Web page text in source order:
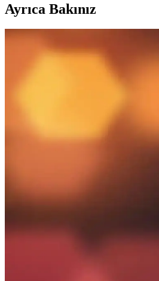
Ayrıca Bakınız
Günlük Hayatta Kullanılan El
Günlük yaşamda sık kullanılan el
Kadınlar Günü İçin
Kadınlar Günü için anlamlı elektronik
Bileklikli Kol Saatleri:
Giyilebilir teknolojilerin en şık
Kadınlar Günü İçin
Kadınlar Günü için estetik ve
Kadın Dijital Saat Modelleri
Kadın dijital saatler, şık tasarımları